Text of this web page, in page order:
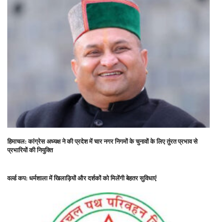
हिमाचल: कांग्रेस अध्यक्ष ने की प्रदेश में चार नगर निगमों के चुनावों के लिए तुंरत प्रभाव से
प्रभारियों की नियुक्ति
वर्ल्ड कप: धर्मशाला में खिलाड़ियों और दर्शकों को मिलेंगी बेहतर सुविधाएं